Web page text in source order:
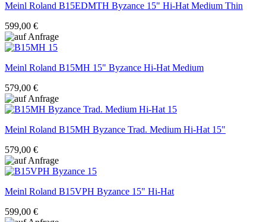
Meinl Roland B15EDMTH Byzance 15" Hi-Hat Medium Thin
599,00 €
Meinl Roland B15MH 15" Byzance Hi-Hat Medium
579,00 €
Meinl Roland B15MH Byzance Trad. Medium Hi-Hat 15"
579,00 €
Meinl Roland B15VPH Byzance 15" Hi-Hat
599,00 €